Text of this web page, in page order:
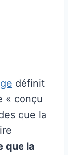
définit
« conçu
que la
que la